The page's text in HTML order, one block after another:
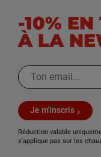
-10%
À LA
Je m'inscris
Réduction valable
s'applique pas sur les